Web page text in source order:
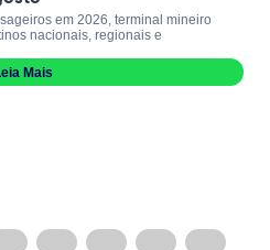
em 2026, terminal mineiro
nacionais, regionais e
Mais